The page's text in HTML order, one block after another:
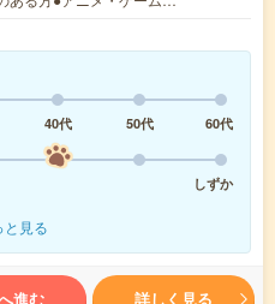
40代 50代
60代
しずか
と見る
進む 詳しく見る